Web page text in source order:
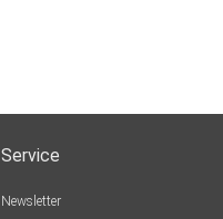
Service
Newsletter